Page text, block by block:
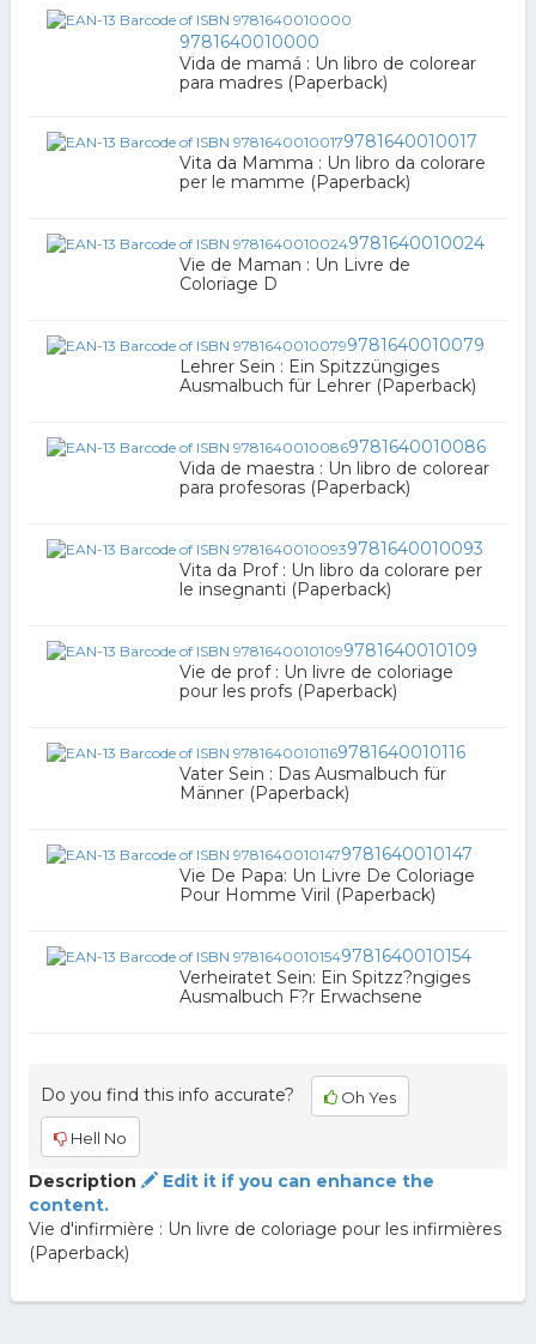
9781640010000
Vida de mamá : Un libro de colorear
para madres (Paperback)
9781640010017
Vita da Mamma : Un libro da colorare
per le mamme (Paperback)
9781640010024
Vie de Maman : Un Livre de
Coloriage D
9781640010079
Lehrer Sein : Ein Spitzzüngiges
Ausmalbuch für Lehrer (Paperback)
9781640010086
Vida de maestra : Un libro de colorear
para profesoras (Paperback)
9781640010093
Vita da Prof : Un libro da colorare per
le insegnanti (Paperback)
9781640010109
Vie de prof : Un livre de coloriage
pour les profs (Paperback)
9781640010116
Vater Sein : Das Ausmalbuch für
Männer (Paperback)
9781640010147
Vie De Papa: Un Livre De Coloriage
Pour Homme Viril (Paperback)
9781640010154
Verheiratet Sein: Ein Spitzz?ngiges
Ausmalbuch F?r Erwachsene
Do you find this info accurate? Oh Yes
Hell No
Description
Edit it if you can enhance the
content.
Vie d'infirmière : Un livre de coloriage pour les infirmières
(Paperback)